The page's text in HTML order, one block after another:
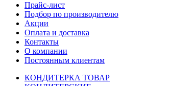
Прайс-лист
Подбор по производителю
Акции
Оплата и доставка
Контакты
О компании
Постоянным клиентам
КОНДИТЕРКА ТОВАР